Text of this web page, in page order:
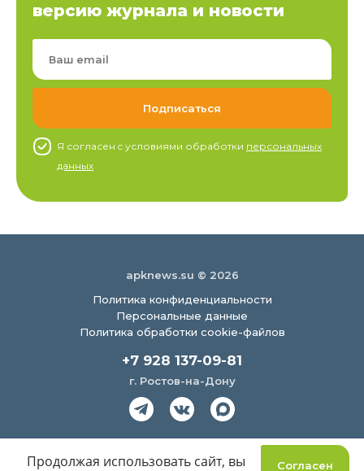
версию журнала и новости
Я согласен c условиями обработки персональных
данных
apknews.su © 2026
Политика конфиденциальности
Персональные данные
Политика обработки cookie-файлов
+7 928 137-09-81
г. Ростов-на-Дону
Согласен
Продолжая использовать сайт, вы